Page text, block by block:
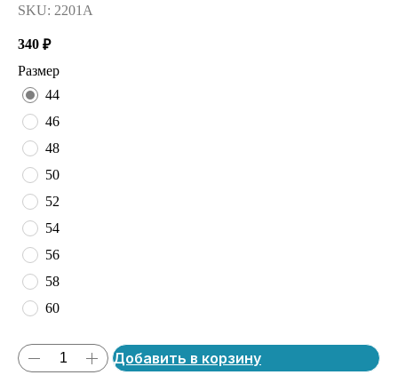
SKU: 2201А
340 ₽
Размер
44
46
48
50
52
54
56
58
60
Добавить в корзину